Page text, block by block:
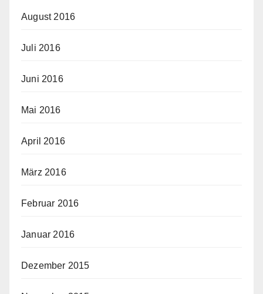
August 2016
Juli 2016
Juni 2016
Mai 2016
April 2016
März 2016
Februar 2016
Januar 2016
Dezember 2015